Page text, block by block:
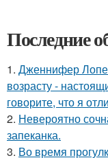
Последние
1. Дженнифер
возрасту -
говорите, что я
2. Невероятно
запеканка.
3. Во время